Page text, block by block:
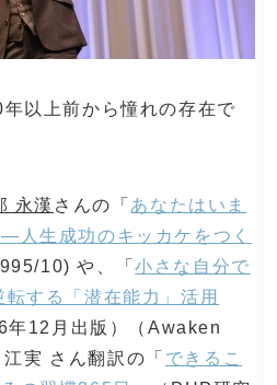
以上前から憧れの存在で
永漢 さんの「 あなたはいま
人生成功のキッカケをつく
10) や、「小さな自分で
する「潜在能力」活用
年12月出版）（Awaken
実 さん翻訳の「 できるこ